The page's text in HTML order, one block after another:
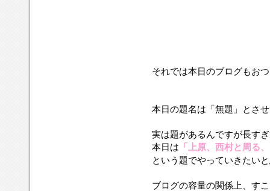
それでは本日のブログもお
本日の題名は「無題」とさ
実は題があるんですが長す
本日は 「上原、西村と周る
という題でやっていきたい
ブログの容量の関係上、す